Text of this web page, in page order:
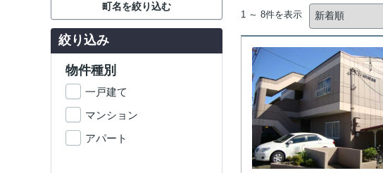
1 ～ 8件を表示
町名を絞り込む
絞り込み
物件種別
一戸建て
マンション
アパート